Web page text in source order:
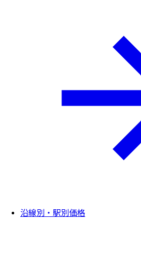
沿線別・駅別価格